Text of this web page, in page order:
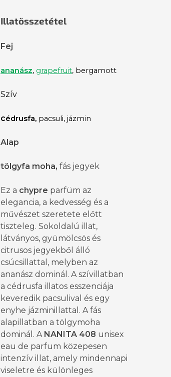
Illatösszetétel
Fej
ananász, grapefruit, bergamott
Szív
cédrusfa, pacsuli, jázmin
Alap
tölgyfa moha, fás jegyek
Ez a chypre parfüm az
elegancia, a kedvesség és a
művészet szeretete előtt
tiszteleg. Sokoldalú illat,
látványos, gyümölcsös és
citrusos jegyekből álló
csúcsillattal, melyben az
ananász dominál. A szívillatban
a cédrusfa illatos esszenciája
keveredik pacsulival és egy
enyhe jázminillattal. A fás
alapillatban a tölgymoha
dominál. A NANITA 408 unisex
eau de parfum közepesen
intenzív illat, amely mindennapi
viseletre és különleges